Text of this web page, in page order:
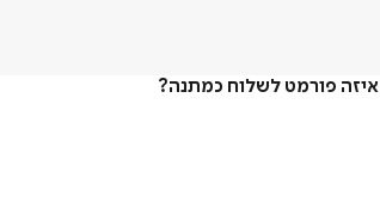
איזה פורמט לשלוח כמתנה?